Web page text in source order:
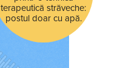
terapeutică străveche:
postul doar cu apă.